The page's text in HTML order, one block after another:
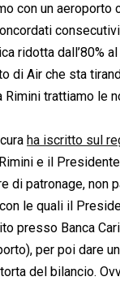
con un aeroporto
ridotta dall’80% al
di Air che sta
Rimini trattiamo le
ha iscritto sul
e il
di patronage, non
le quali il
presso Banca
per poi dare
del bilancio.